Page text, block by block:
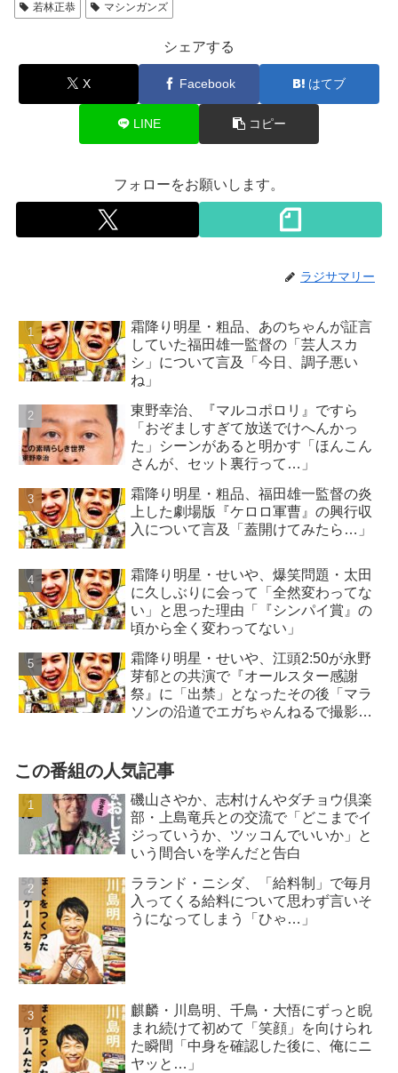
若林正恭
マシンガンズ
シェアする
X Facebook はてブ
LINE コピー
フォローをお願いします。
ラジサマリー
霜降り明星・粗品、あのちゃんが証言
していた福田雄一監督の「芸人スカ
シ」について言及「今日、調子悪い
ね」
東野幸治、『マルコポロリ』ですら
「おぞましすぎて放送でけへんかっ
た」シーンがあると明かす「ほんこん
さんが、セット裏行って…」
霜降り明星・粗品、福田雄一監督の炎
上した劇場版『ケロロ軍曹』の興行収
入について言及「蓋開けてみたら…」
霜降り明星・せいや、爆笑問題・太田
に久しぶりに会って「全然変わってな
い」と思った理由「『シンパイ賞』の
頃から全く変わってない」
霜降り明星・せいや、江頭2:50が永野
芽郁との共演で『オールスター感謝
祭』に「出禁」となったその後「マラ
ソンの沿道でエガちゃんねるで撮影
この番組の人気記事
磯山さやか、志村けんやダチョウ倶楽
部・上島竜兵との交流で「どこまでイ
ジっていうか、ツッコんでいいか」と
いう間合いを学んだと告白
ラランド・ニシダ、「給料制」で毎月
入ってくる給料について思わず言いそ
うになってしまう「ひゃ…」
麒麟・川島明、千鳥・大悟にずっと睨
まれ続けて初めて「笑顔」を向けられ
た瞬間「中身を確認した後に、俺にニ
ヤッと…」